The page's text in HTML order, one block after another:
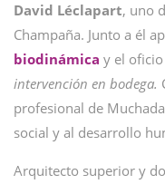
David Léclapart, uno
Champaña. Junto a él
biodinámica y el
intervención en bodega.
profesional de
social y al desarrollo
Arquitecto superior y